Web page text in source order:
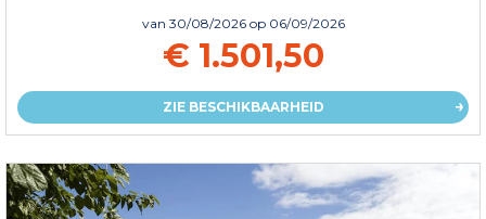
van 30/08/2026 op 06/09/2026
€ 1.501,50
ZIE BESCHIKBAARHEID